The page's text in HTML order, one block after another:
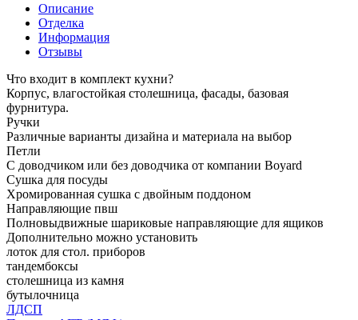
Описание
Отделка
Информация
Отзывы
Что входит в комплект кухни?
Корпус, влагостойкая столешница, фасады, базовая
фурнитура.
Ручки
Различные варианты дизайна и материала на выбор
Петли
С доводчиком или без доводчика от компании Boyard
Сушка для посуды
Хромированная сушка с двойным поддоном
Направляющие пвш
Полновыдвижные шариковые направляющие для ящиков
Дополнительно можно установить
лоток для стол. приборов
тандембоксы
столешница из камня
бутылочница
ЛДСП